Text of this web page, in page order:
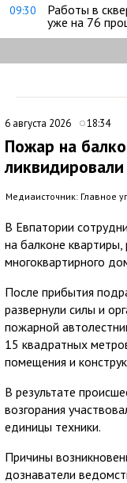
09:30
Работы в
уже на 76
6 августа 2026 18:34
Пожар на
Медиаисточник: Главное
В Евпатории
на балконе
многоквартирного
После прибытия
развернули силы и
пожарной
15 квадратных
помещения и
В результате
возгорания
единицы техники.
Причины
дознаватели